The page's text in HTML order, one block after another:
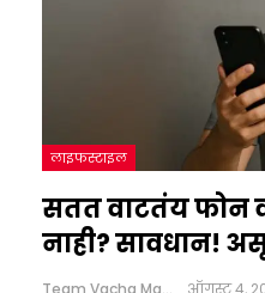
लाइफस्टाइल
सतत वाटतंय फोन
नाही? सावधान!